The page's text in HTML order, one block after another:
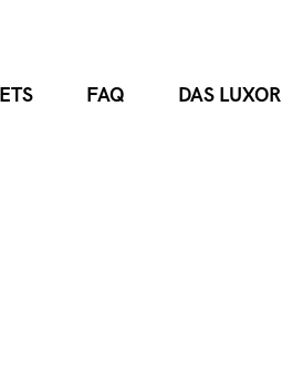
FAQ DAS LUXOR